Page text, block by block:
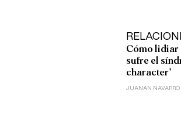
Cómo lidiar
sufre el
character’
JUANAN NAVARRO